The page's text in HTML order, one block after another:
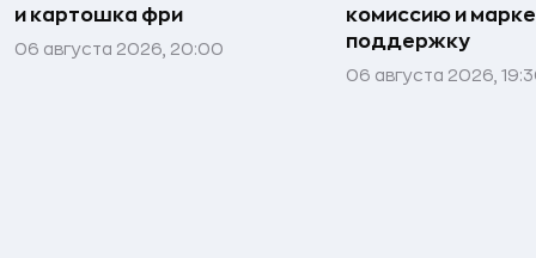
и картошка фри
06 августа 2026, 20:00
комиссию и
поддержку
06 августа 2026,